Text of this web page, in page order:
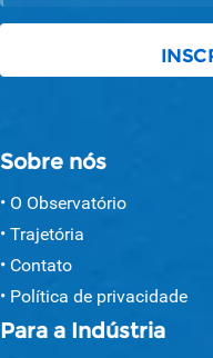
Sobre nós
O Observatório
Trajetória
Contato
Política de privacidade
Para a Indústria